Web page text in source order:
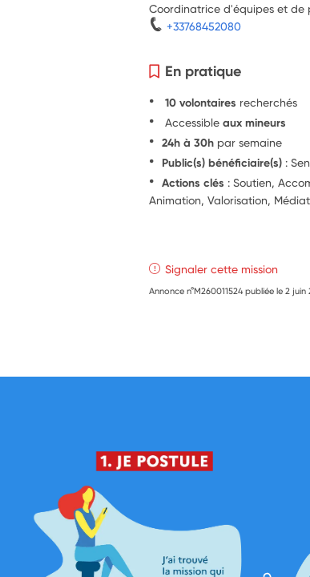
Coordinatrice d'équipes et de
+33768452080
En pratique
10 volontaires recherchés
Accessibleaux mineurs
24h à 30h par semaine
Public(s) bénéficiaire(s) :
Actions clés : Soutien,
Animation, Valorisation,
Signaler cette mission
Annonce n°M260011524 publiée le2 juin